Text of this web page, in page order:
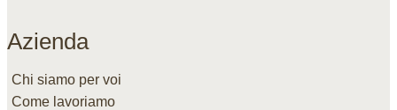
Azienda
Chi siamo per voi
Come lavoriamo